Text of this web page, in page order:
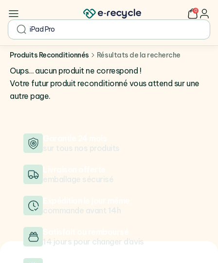
search
0 user
Produits Reconditionnés Résultats de la recherche
Oups… aucun produit ne correspond !
Votre futur produit reconditionné vous attend sur une
autre page.
sur tous nos produits
emballage sécurisé
commande avant 14h
14 jours pour changer d’avis